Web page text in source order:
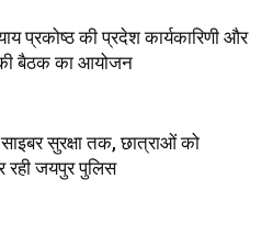
प्रकोष्ठ की प्रदेश कार्यकारिणी और
की बैठक का आयोजन
सुरक्षा तक, छात्राओं को
जयपुर पुलिस